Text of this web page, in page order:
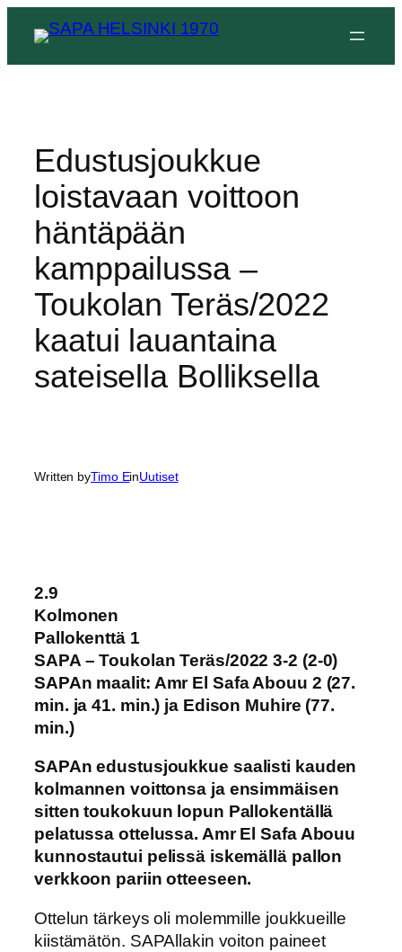
sisältöön
Edustusjoukkue
loistavaan voittoon
häntäpään
kamppailussa –
Toukolan Teräs/2022
kaatui lauantaina
sateisella Bolliksella
Written byTimo EinUutiset
2.9
Kolmonen
Pallokenttä 1
SAPA – Toukolan Teräs/2022 3-2 (2-0)
SAPAn maalit: Amr El Safa Abouu 2 (27.
min. ja 41. min.) ja Edison Muhire (77.
min.)
SAPAn edustusjoukkue saalisti kauden
kolmannen voittonsa ja ensimmäisen
sitten toukokuun lopun Pallokentällä
pelatussa ottelussa. Amr El Safa Abouu
kunnostautui pelissä iskemällä pallon
verkkoon pariin otteeseen.
Ottelun tärkeys oli molemmille joukkueille
kiistämätön. SAPAllakin voiton paineet